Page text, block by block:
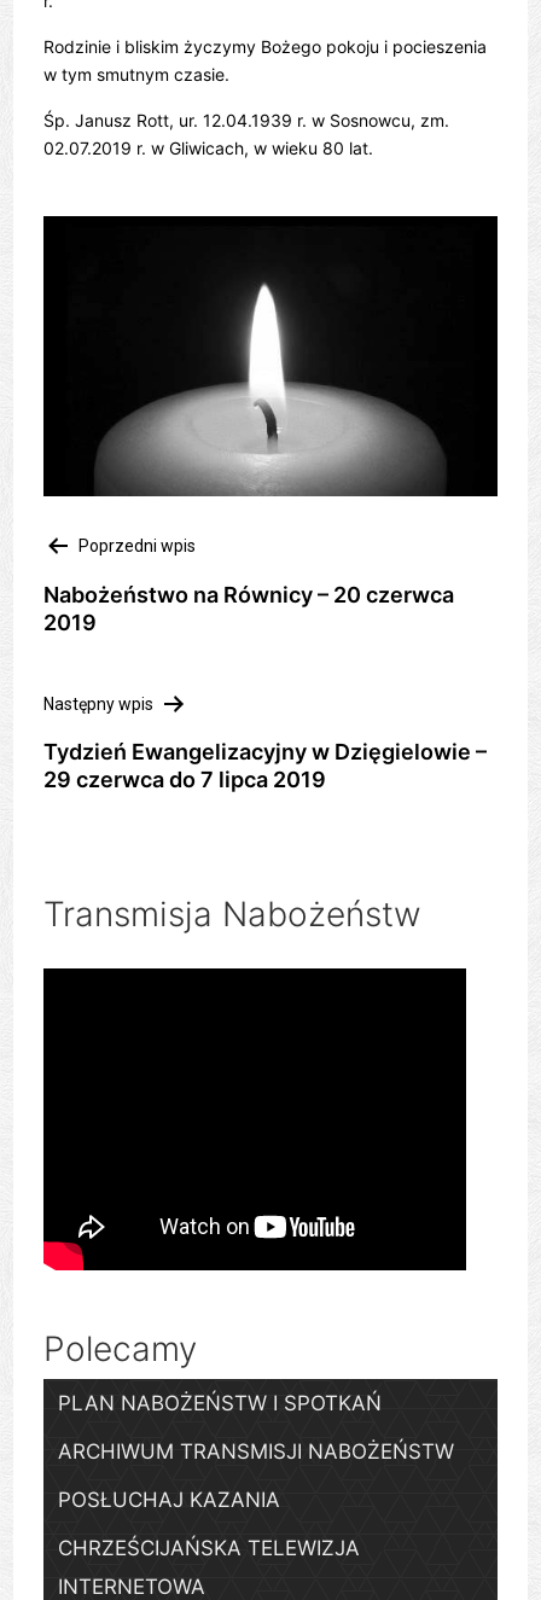
Rodzinie i bliskim życzymy Bożego pokoju i pocieszenia
w tym smutnym czasie.
Śp. Janusz Rott, ur. 12.04.1939 r. w Sosnowcu, zm.
02.07.2019 r. w Gliwicach, w wieku 80 lat.
Nawigacja
wpisu
Poprzedni wpis
Nabożeństwo na Równicy – 20 czerwca
2019
Następny wpis
Tydzień Ewangelizacyjny w Dzięgielowie –
29 czerwca do 7 lipca 2019
Transmisja Nabożeństw
Polecamy
PLAN NABOŻEŃSTW I SPOTKAŃ
ARCHIWUM TRANSMISJI NABOŻEŃSTW
POSŁUCHAJ KAZANIA
CHRZEŚCIJAŃSKA TELEWIZJA
INTERNETOWA